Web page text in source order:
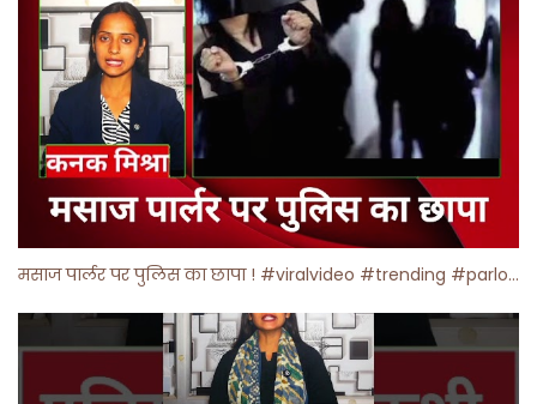
मसाज पार्लर पर पुलिस का छापा ! #viralvideo #trending #parlour